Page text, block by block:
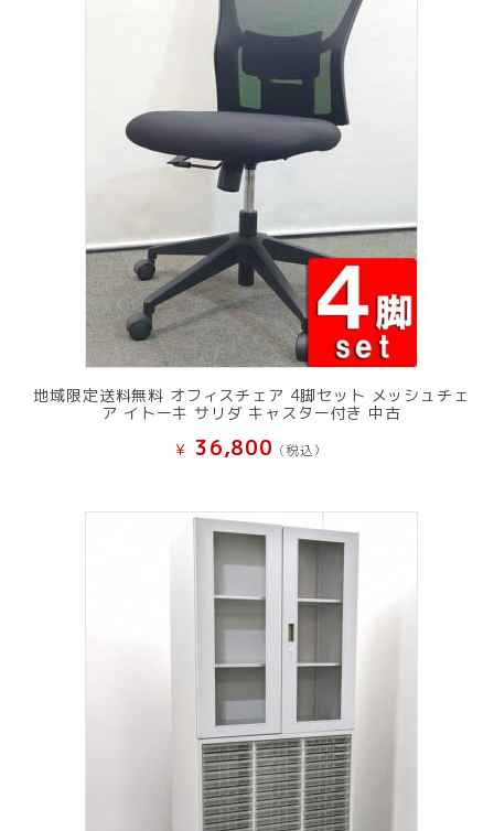
地域限定送料無料 オフィスチェア 4脚セット メッシュチェ
ア イトーキ サリダ キャスター付き 中古
¥ 36,800 (税込）